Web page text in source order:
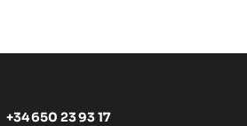
+34 650 23 93 17